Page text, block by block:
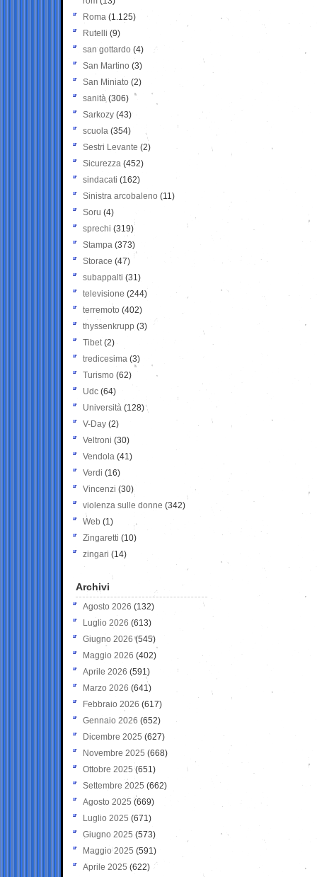
Roma (1.125)
Rutelli (9)
san gottardo (4)
San Martino (3)
San Miniato (2)
sanità (306)
Sarkozy (43)
scuola (354)
Sestri Levante (2)
Sicurezza (452)
sindacati (162)
Sinistra arcobaleno (11)
Soru (4)
sprechi (319)
Stampa (373)
Storace (47)
subappalti (31)
televisione(244)
terremoto (402)
thyssenkrupp (3)
Tibet(2)
tredicesima (3)
Turismo (62)
Udc (64)
Università (128)
V-Day (2)
Veltroni (30)
Vendola (41)
Verdi (16)
Vincenzi (30)
violenza sulle donne (342)
Web (1)
Zingaretti (10)
zingari (14)
Archivi
Agosto 2026 (132)
Luglio 2026 (613)
Giugno 2026 (545)
Maggio 2026 (402)
Aprile 2026 (591)
Marzo 2026 (641)
Febbraio 2026 (617)
Gennaio 2026 (652)
Dicembre 2025 (627)
Novembre 2025 (668)
Ottobre 2025 (651)
Settembre 2025 (662)
Agosto 2025 (669)
Luglio 2025 (671)
Giugno 2025 (573)
Maggio 2025 (591)
Aprile 2025 (622)